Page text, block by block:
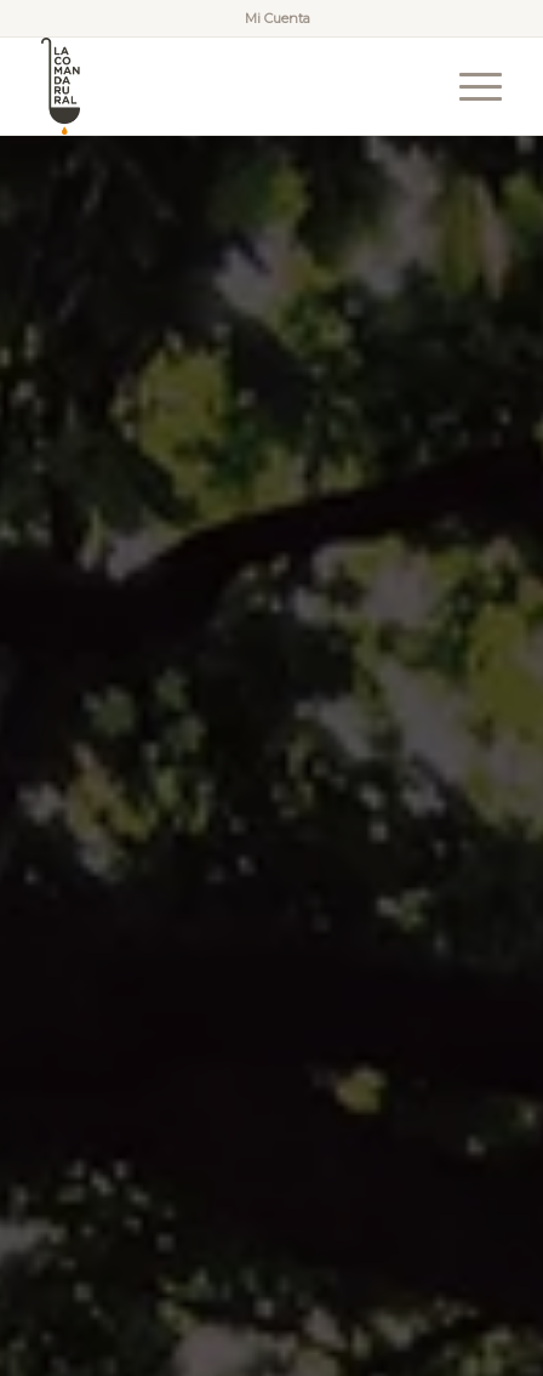
Mi Cuenta